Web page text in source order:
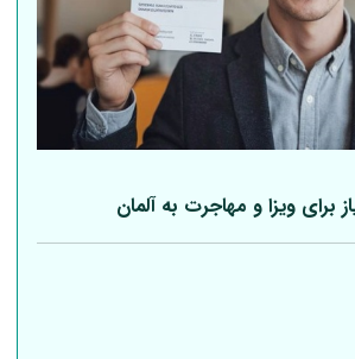
برای ویزا و مهاجرت بهآلمان